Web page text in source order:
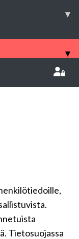
▾
▾
Tietosuojassa